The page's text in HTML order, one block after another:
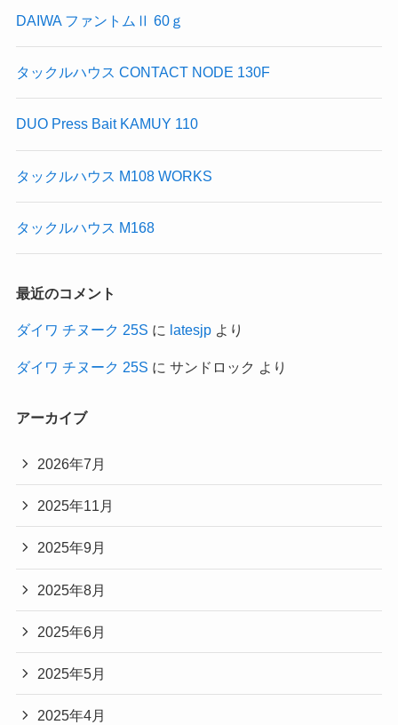
DAIWA ファントムⅡ 60ｇ
タックルハウス CONTACT NODE 130F
DUO Press Bait KAMUY 110
タックルハウス M108 WORKS
タックルハウス M168
最近のコメント
ダイワ チヌーク 25S に latesjpより
ダイワ チヌーク 25S に サンドロック より
アーカイブ
2026年7月
2025年11月
2025年9月
2025年8月
2025年6月
2025年5月
2025年4月